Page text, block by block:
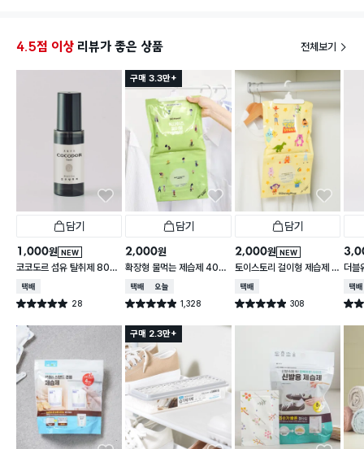
4.5점 이상 리뷰가 좋은 상품 전체보기
담기
NEW
1,000원
코코도르 섬유 탈취제 80
ml 호텔우드 향
택배배송
별점 5.0점 28
건 작성
구매 3.3만+
담기
2,000원
확장형 물먹는 제습제 400
g
택배배송오늘배송
별점 4.9점 1,328
건 작성
담기
NEW
2,000원
토이스토리 걸이형 제습제 4
00 g
택배배송
별점 4.9점 308
건 작성
더블
택배
별점
구매 2.3만+